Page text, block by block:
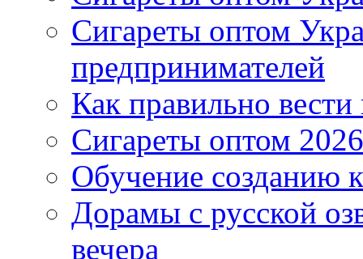
Сигареты оптом
предпринимателей
Как правильно
Сигареты оптом
Обучение созданию
Дорамы с русской
вечера